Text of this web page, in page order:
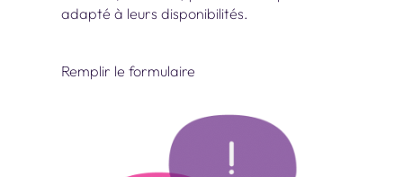
adapté à leurs disponibilités.
Remplir le formulaire